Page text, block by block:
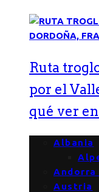
Ruta
por el
qué ver en
Albania
Andorra
Austria